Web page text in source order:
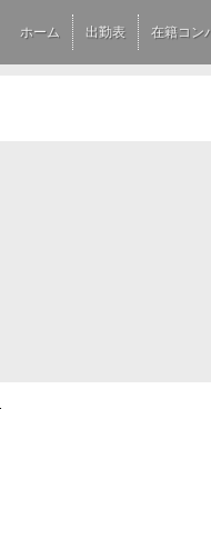
ホーム 出勤表 在籍コン